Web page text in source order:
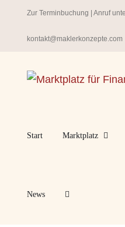
springen
Zur Terminbuchung | Anruf
kontakt@maklerkonzepte.com
Start Marktplatz
News